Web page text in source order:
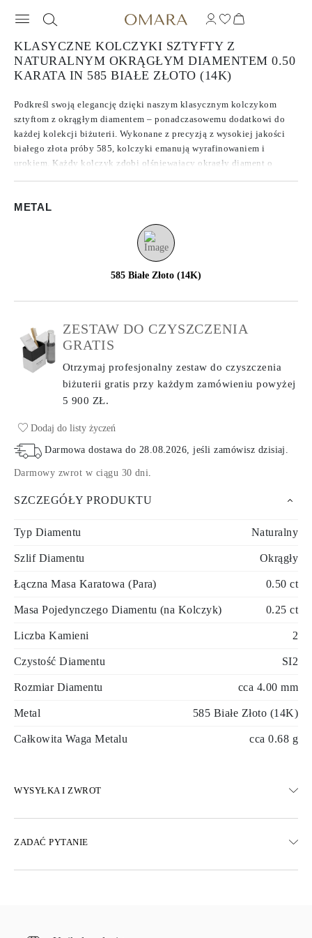
KLASYCZNE KOLCZYKI SZTYFTY Z
NATURALNYM OKRĄGŁYM DIAMENTEM 0.50
KARATA IN 585 BIAŁE ZŁOTO (14K)
Podkreśl swoją elegancję dzięki naszym klasycznym kolczykom
sztyftom z okrągłym diamentem – ponadczasowemu dodatkowi do
każdej kolekcji biżuterii. Wykonane z precyzją z wysokiej jakości
białego złota próby 585, kolczyki emanują wyrafinowaniem i
urokiem. Każdy kolczyk zdobi olśniewający okrągły diament o
która zapewnia wyjątkowy blask i efektowną iskrę.
METAL
585 Białe Złoto (14K)
ZESTAW DO CZYSZCZENIA
GRATIS
Otrzymaj profesjonalny zestaw do czyszczenia
biżuterii gratis przy każdym zamówieniupowyżej
5 900 ZŁ.
Dodaj do listy życzeń
Darmowa dostawa do 28.08.2026, jeśli zamówisz dzisiaj .
Darmowy zwrot w ciągu 30 dni.
SZCZEGÓŁY PRODUKTU
Typ Diamentu Naturalny
Szlif Diamentu Okrągły
Łączna Masa Karatowa (Para) 0.50 ct
Masa Pojedynczego Diamentu (na Kolczyk) 0.25 ct
Liczba Kamieni 2
Czystość Diamentu SI2
Rozmiar Diamentu cca 4.00 mm
Metal 585 Białe Złoto (14K)
Całkowita Waga Metalu cca 0.68 g
WYSYŁKA I ZWROT
Dostępne są również opcje dostawy ekspresowej
ZADAĆ PYTANIE